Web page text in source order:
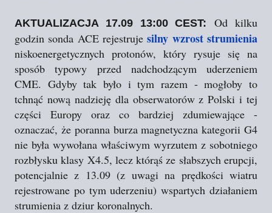
AKTUALIZACJA 17.09 13:00 CEST:
Od kilku
godzin sonda ACE rejestrujesilny wzrost strumienia
niskoenergetycznych protonów, który rysuje się na
sposób typowy przed nadchodzącym uderzeniem
CME. Gdyby tak było i tym razem - mogłoby to
tchnąć nową nadzieję dla obserwatorów z Polski i tej
części Europy oraz co bardziej zdumiewające -
oznaczać, że poranna burza magnetyczna kategorii G4
nie była wywołana właściwym wyrzutem z sobotniego
rozbłysku klasy X4.5, lecz którąś ze słabszych erupcji,
potencjalnie z 13.09 (z uwagi na prędkości wiatru
rejestrowane po tym uderzeniu) wspartych działaniem
strumienia z dziur koronalnych.